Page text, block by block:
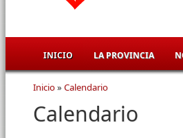
INICIO LA PROVINCIA
Se encuentra usted
Inicio» Calendario
Calendario